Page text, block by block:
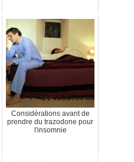
Considérations avant de
prendre du trazodone pour
l'insomnie